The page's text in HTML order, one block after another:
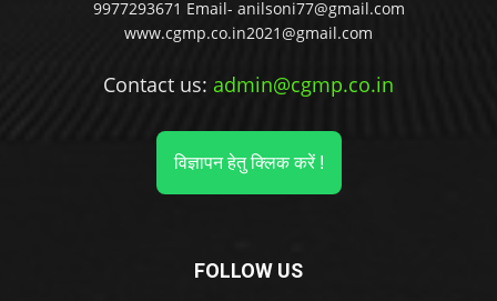
9977293671 Email- anilsoni77@gmail.com
www.cgmp.co.in2021@gmail.com
Contact us: admin@cgmp.co.in
विज्ञापन हेतु क्लिक करें !
FOLLOW US